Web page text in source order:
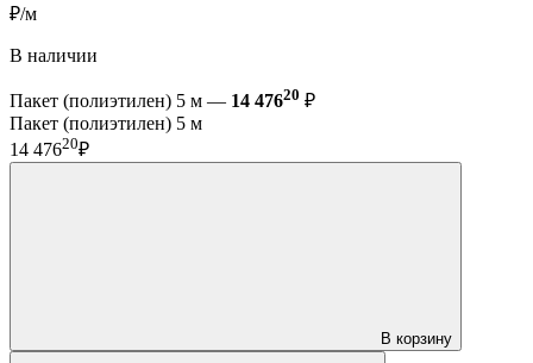
₽/м
В наличии
Пакет (полиэтилен) 5 м — 14 47620 ₽
Пакет (полиэтилен) 5 м
14 47620₽
В корзину